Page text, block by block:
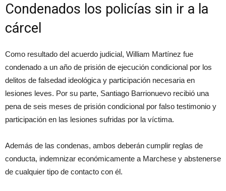
Condenados los policías sin ir a la
cárcel
Como resultado del acuerdo judicial, William Martínez fue
condenado a un año de prisión de ejecución condicional por los
delitos de falsedad ideológica y participación necesaria en
lesiones leves. Por su parte, Santiago Barrionuevo recibió una
pena de seis meses de prisión condicional por falso testimonio y
participación en las lesiones sufridas por la víctima.
Además de las condenas, ambos deberán cumplir reglas de
conducta, indemnizar económicamente a Marchese y abstenerse
de cualquier tipo de contacto con él.